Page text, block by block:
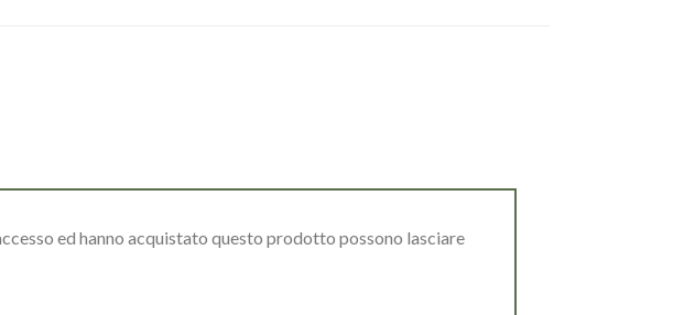
ed hanno acquistato questo prodotto possono lasciare